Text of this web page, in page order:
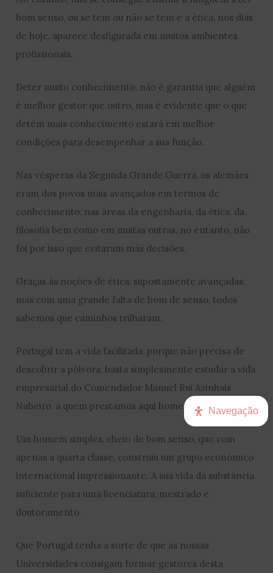
bom senso, ou se tem ou não se tem e a ética, nos dias
de hoje, aparece desfigurada em muitos ambientes
profissionais.
Deter muito conhecimento, não é garantia que alguém
é melhor gestor que outro, mas é evidente que o que
detém mais conhecimento estará em melhor
condições para desempenhar a sua função.
Nas vésperas da Segunda Grande Guerra, os alemães
eram dos povos mais avançados em termos de
conhecimento, nas áreas da engenharia, da ética, da
filosofia bem como em muitas outras, no entanto, não
foi por isso que evitaram más decisões.
Graças às noções de ética, supostamente avançadas,
mas com uma grande falta de bom de senso, todos
sabemos que caminhos trilharam.
Portugal tem a vida facilitada, porque não precisa de
descobrir a pólvora, basta simplesmente estudar a vida
empresarial do Comendador Manuel Rui Azinhais
Nabeiro, a quem prestamos aqui homenagem.
Um homem simples, cheio de bom senso, que com
apenas a quarta classe, construiu um grupo económico
internacional impressionante. A sua vida dá substância
suficiente para uma licenciatura, mestrado e
doutoramento.
Que Portugal tenha a sorte de que as nossas
Universidades consigam formar gestores desta
Navegação